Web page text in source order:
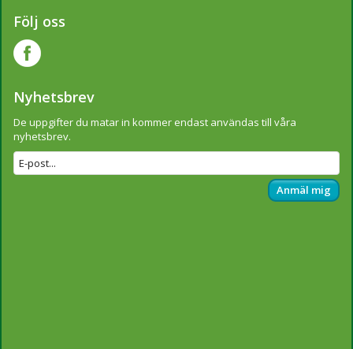
Följ oss
Nyhetsbrev
De uppgifter du matar in kommer endast användas till våra
nyhetsbrev.
Anmäl mig